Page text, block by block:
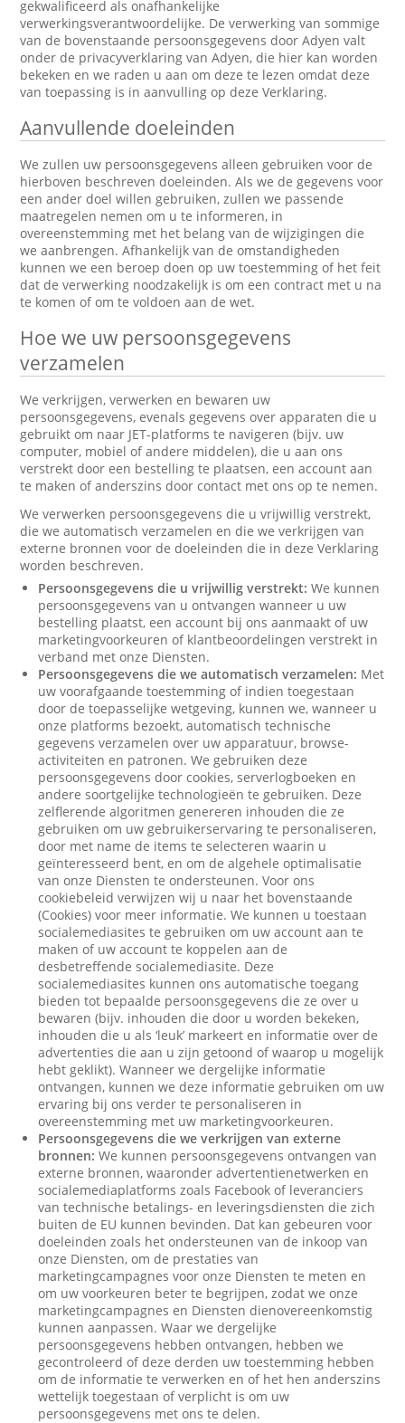
gekwalificeerd als onafhankelijke
verwerkingsverantwoordelijke. De verwerking van sommige
van de bovenstaande persoonsgegevens door Adyen valt
onder de privacyverklaring van Adyen, die hier kan worden
bekeken en we raden u aan om deze te lezen omdat deze
van toepassing is in aanvulling op deze Verklaring.
Aanvullende doeleinden
We zullen uw persoonsgegevens alleen gebruiken voor de
hierboven beschreven doeleinden. Als we de gegevens voor
een ander doel willen gebruiken, zullen we passende
maatregelen nemen om u te informeren, in
overeenstemming met het belang van de wijzigingen die
we aanbrengen. Afhankelijk van de omstandigheden
kunnen we een beroep doen op uw toestemming of het feit
dat de verwerking noodzakelijk is om een contract met u na
te komen of om te voldoen aan de wet.
Hoe we uw persoonsgegevens
verzamelen
We verkrijgen, verwerken en bewaren uw
persoonsgegevens, evenals gegevens over apparaten die u
gebruikt om naar JET-platforms te navigeren (bijv. uw
computer, mobiel of andere middelen), die u aan ons
verstrekt door een bestelling te plaatsen, een account aan
te maken of anderszins door contact met ons op te nemen.
We verwerken persoonsgegevens die u vrijwillig verstrekt,
die we automatisch verzamelen en die we verkrijgen van
externe bronnen voor de doeleinden die in deze Verklaring
worden beschreven.
Persoonsgegevens die u vrijwillig verstrekt: We kunnen
persoonsgegevens van u ontvangen wanneer u uw
bestelling plaatst, een account bij ons aanmaakt of uw
marketingvoorkeuren of klantbeoordelingen verstrekt in
verband met onze Diensten.
Persoonsgegevens die we automatisch verzamelen: Met
uw voorafgaande toestemming of indien toegestaan
door de toepasselijke wetgeving, kunnen we, wanneer u
onze platforms bezoekt, automatisch technische
gegevens verzamelen over uw apparatuur, browse-
activiteiten en patronen. We gebruiken deze
persoonsgegevens door cookies, serverlogboeken en
andere soortgelijke technologieën te gebruiken. Deze
zelflerende algoritmen genereren inhouden die ze
gebruiken om uw gebruikerservaring te personaliseren,
door met name de items te selecteren waarin u
geïnteresseerd bent, en om de algehele optimalisatie
van onze Diensten te ondersteunen. Voor ons
cookiebeleid verwijzen wij u naar het bovenstaande
(Cookies) voor meer informatie. We kunnen u toestaan
socialemediasites te gebruiken om uw account aan te
maken of uw account te koppelen aan de
desbetreffende socialemediasite. Deze
socialemediasites kunnen ons automatische toegang
bieden tot bepaalde persoonsgegevens die ze over u
bewaren (bijv. inhouden die door u worden bekeken,
inhouden die u als ‘leuk’ markeert en informatie over de
advertenties die aan u zijn getoond of waarop u mogelijk
hebt geklikt). Wanneer we dergelijke informatie
ontvangen, kunnen we deze informatie gebruiken om uw
ervaring bij ons verder te personaliseren in
overeenstemming met uw marketingvoorkeuren.
Persoonsgegevens die we verkrijgen van externe
bronnen: We kunnen persoonsgegevens ontvangen van
externe bronnen, waaronder advertentienetwerken en
socialemediaplatforms zoals Facebook of leveranciers
van technische betalings- en leveringsdiensten die zich
buiten de EU kunnen bevinden. Dat kan gebeuren voor
doeleinden zoals het ondersteunen van de inkoop van
onze Diensten, om de prestaties van
marketingcampagnes voor onze Diensten te meten en
om uw voorkeuren beter te begrijpen, zodat we onze
marketingcampagnes en Diensten dienovereenkomstig
kunnen aanpassen. Waar we dergelijke
persoonsgegevens hebben ontvangen, hebben we
gecontroleerd of deze derden uw toestemming hebben
om de informatie te verwerken en of het hen anderszins
wettelijk toegestaan of verplicht is om uw
persoonsgegevens met ons te delen.